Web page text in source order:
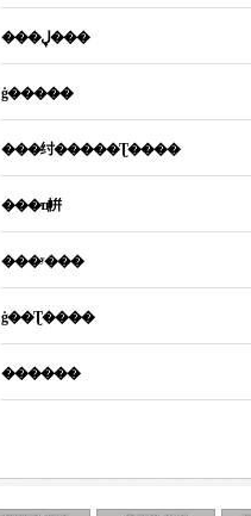
���ڸ���
ġ�����
���纣�����Ʈ����
���ҵ帲
���ʸ���
ġ��Ʈ����
������